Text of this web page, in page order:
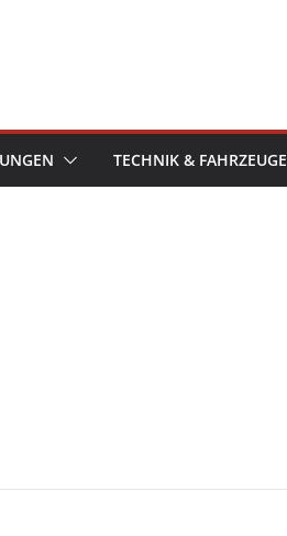
TECHNIK & FAHRZEUGE